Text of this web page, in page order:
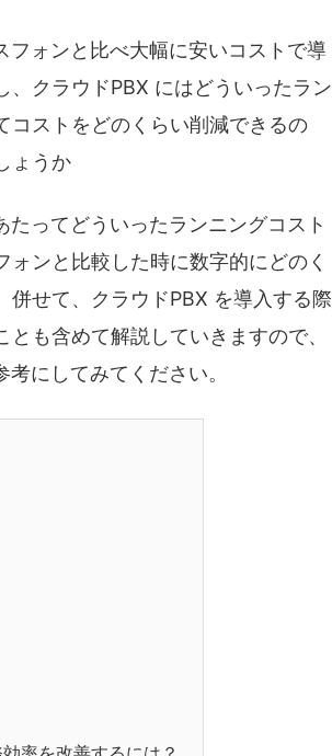
フォンと比べ大幅に安いコストで導
、クラウドPBX にはどういったラン
コストをどのくらい削減できるの
ょうか
ってどういったランニングコスト
ンと比較した時に数字的にどのく
併せて、クラウドPBX を導入する際
も含めて解説していきますので、
にしてみてください。